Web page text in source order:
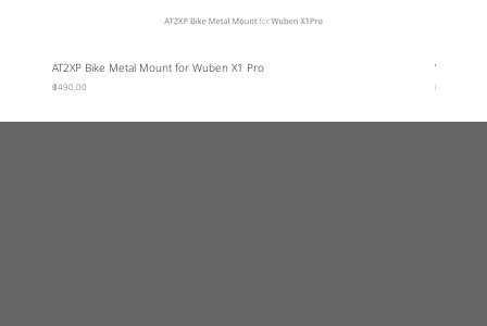
AT2XP Bike Metal Mount for Wuben X1 Pro
ราคา
฿490.00
Wuben
ราคา
฿95.00